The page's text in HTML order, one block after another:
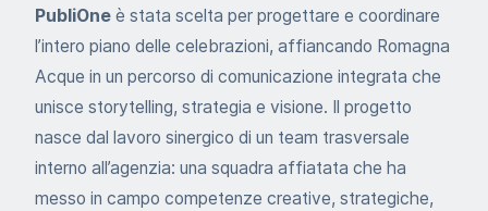
PubliOneè stata scelta per progettare e coordinare
l’intero piano delle celebrazioni, affiancando Romagna
Acque in un percorso di comunicazione integrata che
unisce storytelling, strategia e visione. Il progetto
nasce dal lavoro sinergico di un team trasversale
interno all’agenzia: una squadra affiatata che ha
messo in campo competenze creative, strategiche,